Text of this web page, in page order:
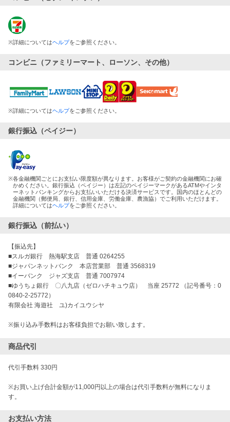
※詳細についてはヘルプをご参照ください。
コンビニ（ファミリーマート、ローソン、その他）
※詳細についてはヘルプをご参照ください。
銀行振込（ペイジー）
※各金融機関ごとにお支払い限度額が異なります。お客様がご契約の金融機関にお確
かめください。銀行振込（ペイジー）は左記のペイジーマークがあるATMやインタ
ーネットバンキングからお支払いいただける決済サービスです。国内のほとんどの
金融機関（郵便局、銀行、信用金庫、労働金庫、農漁協）でご利用いただけます。
詳細についてはヘルプをご参照ください。
銀行振込（前払い）
【振込先】
■スルガ銀行 熱海駅支店 普通 0264255
■ジャパンネットバンク 本店営業部 普通 3568319
■イーバンク ジャズ支店 普通 7007974
■ゆうちょ銀行 〇八九店（ゼロハチキュウ店） 当座 25772 （記号番号：0
0840-2-25772）
有限会社 海遊社 ユ)カイユウシヤ
※振り込み手数料はお客様負担でお願い致します。
商品代引
代引手数料 330円
※お買い上げ合計金額が11,000円以上の場合は代引手数料が無料になりま
す。
お支払い方法